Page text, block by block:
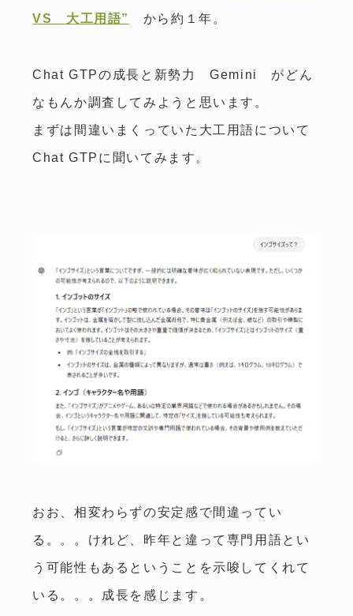
VS 大工用語”
から約１年。
Chat GTPの成長と新勢力 Gemini がどん
なもんか調査してみようと思います。
まずは間違いまくっていた大工用語について
Chat GTPに聞いてみます。
おお、相変わらずの安定感で間違ってい
る。。。けれど、昨年と違って専門用語とい
う可能性もあるということを示唆してくれて
いる。。。成長を感じます。